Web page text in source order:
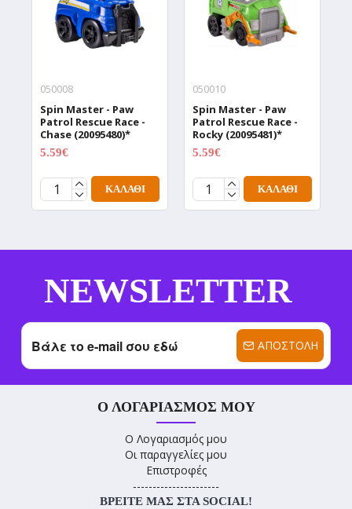
050008
Spin Master - Paw
Patrol Rescue Race -
Chase (20095480)*
5.59€
ΚΑΛΆΘΙ
050010
Spin Master - Paw
Patrol Rescue Race -
Rocky (20095481)*
5.59€
ΚΑΛΆΘΙ
NEWSLETTER
ΑΠΟΣΤΟΛΉ
Ο ΛΟΓΑΡΙΑΣΜΌΣ ΜΟΥ
Ο Λογαριασμός μου
Οι παραγγελίες μου
Επιστροφές
----------------------
ΒΡΕΊΤΕ ΜΑΣ ΣΤΑ SOCIAL!